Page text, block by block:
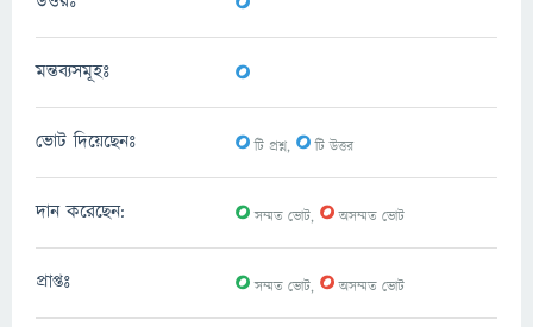
মন্তব্যসমূহঃ 0
ভোট দিয়েছেনঃ 0টি প্রশ্ন, 0টি উত্তর
দান করেছেন: 0সম্মত ভোট, 0অসম্মত ভোট
প্রাপ্তঃ 0সম্মত ভোট, 0অসম্মত ভোট